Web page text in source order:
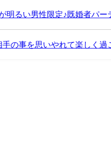
るい男性限定♪既婚者パー
の事を思いやれて楽しく過